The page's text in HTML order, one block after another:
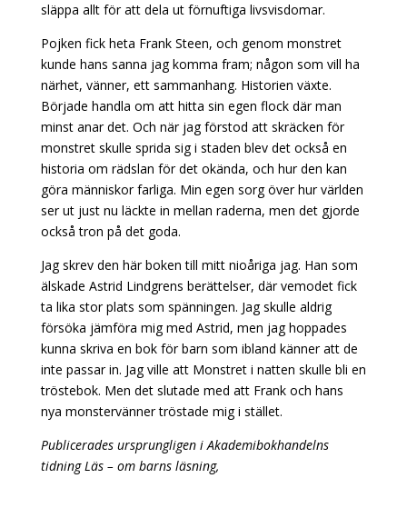
släppa allt för att dela ut förnuftiga livsvisdomar.
Pojken fick heta Frank Steen, och genom monstret
kunde hans sanna jag komma fram; någon som vill ha
närhet, vänner, ett sammanhang. Historien växte.
Började handla om att hitta sin egen flock där man
minst anar det. Och när jag förstod att skräcken för
monstret skulle sprida sig i staden blev det också en
historia om rädslan för det okända, och hur den kan
göra människor farliga. Min egen sorg över hur världen
ser ut just nu läckte in mellan raderna, men det gjorde
också tron på det goda.
Jag skrev den här boken till mitt nioåriga jag. Han som
älskade Astrid Lindgrens berättelser, där vemodet fick
ta lika stor plats som spänningen. Jag skulle aldrig
försöka jämföra mig med Astrid, men jag hoppades
kunna skriva en bok för barn som ibland känner att de
inte passar in. Jag ville att Monstret i natten skulle bli en
tröstebok. Men det slutade med att Frank och hans
nya monstervänner tröstade mig i stället.
Publicerades ursprungligen i Akademibokhandelns
tidning Läs – om barns läsning,